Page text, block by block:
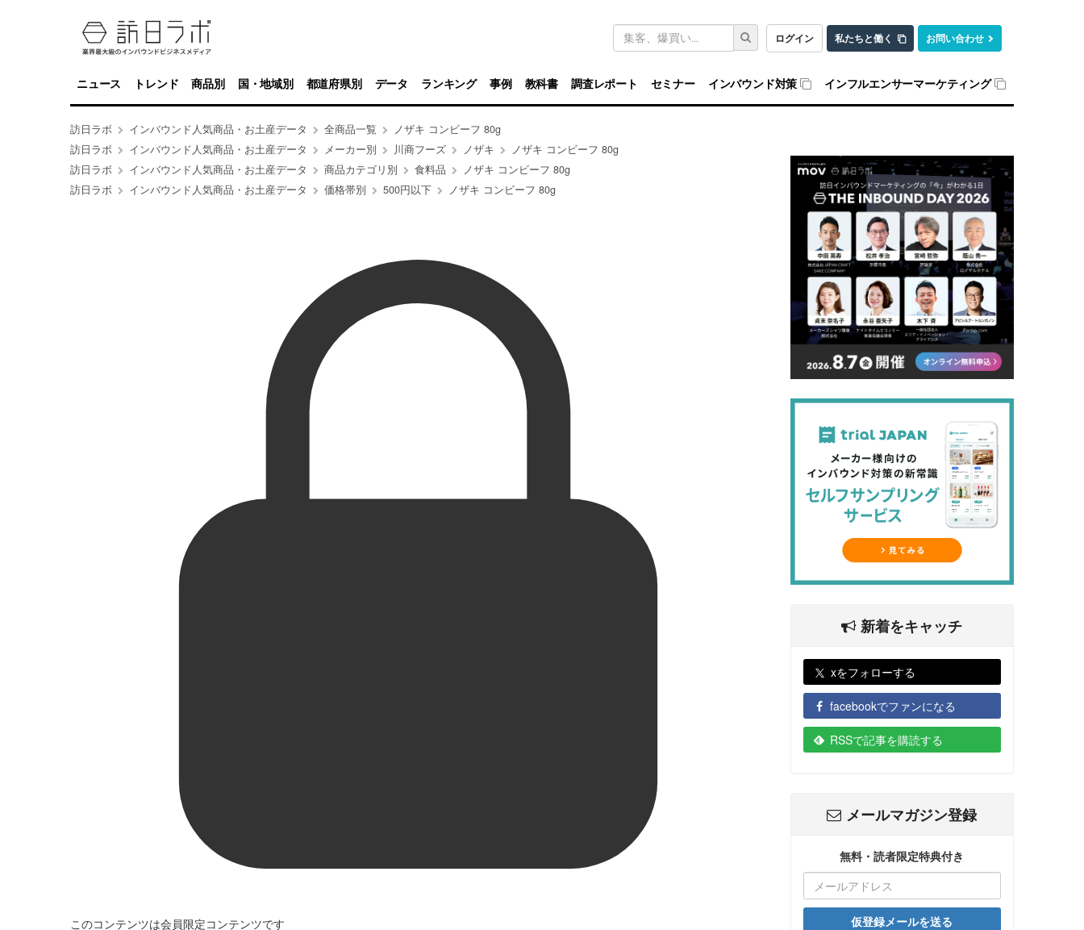
ログイン 私たちと働く お問い合わせ
キ
ワ
ド
検
索
ニュース トレンド 商品別 国・地域別 都道府県別 データ ランキング 事例 教科書 調査レポート セミナー インバウンド対策 インフルエンサーマーケティング
訪日ラボ インバウンド人気商品・お土産データ 全商品一覧
ノザキ コンビーフ 80g
訪日ラボ
インバウンド人気商品・お土産データ メーカー別 川商フーズ ノザキ
ノザキ コンビーフ 80g
訪日ラボ
インバウンド人気商品・お土産データ 商品カテゴリ別 食料品
ノザキ コンビーフ 80g
訪日ラボ
インバウンド人気商品・お土産データ 価格帯別 500円以下 ノザキ コンビーフ 80g
このコンテンツは会員限定コンテンツです
新着をキャッチ
xをフォローする
facebookでファンになる
RSSで記事を購読する
メールマガジン登録
無料・読者限定特典付き
仮登録メールを送る